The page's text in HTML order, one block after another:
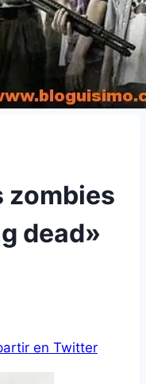
zombies
dead»
en Twitter